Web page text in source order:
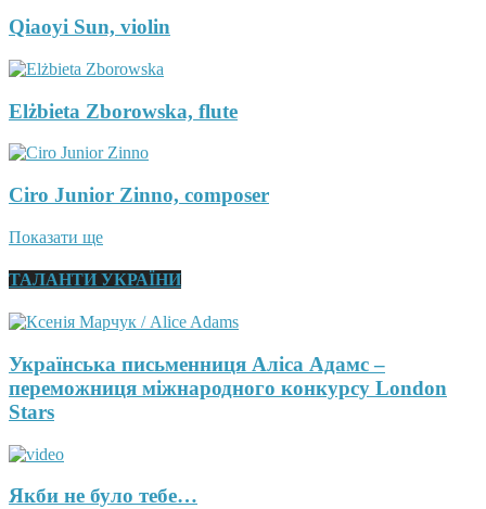
Qiaoyi Sun, violin
Elżbieta Zborowska, flute
Ciro Junior Zinno, composer
Показати ще
ТАЛАНТИ УКРАЇНИ
Українська письменниця Аліса Адамс –
переможниця міжнародного конкурсу London
Stars
Якби не було тебе…